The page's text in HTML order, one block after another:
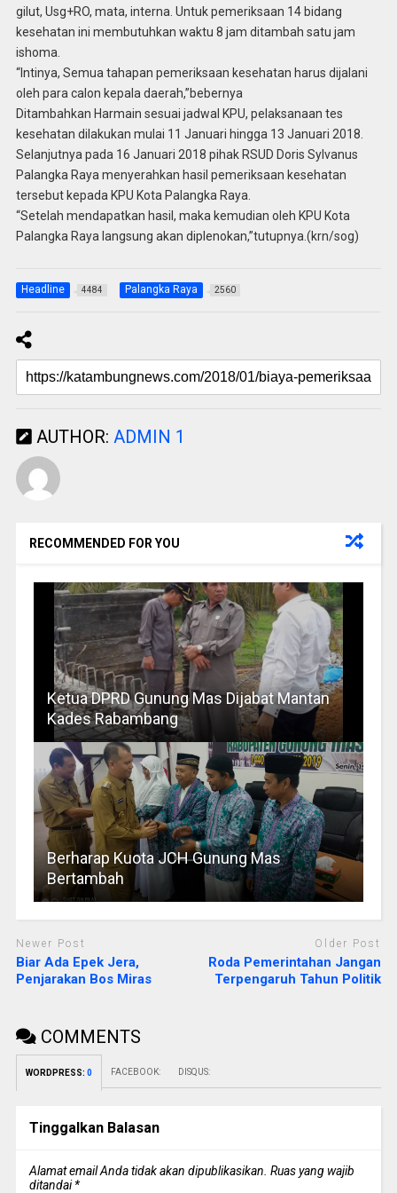
gilut, Usg+RO, mata, interna. Untuk pemeriksaan 14 bidang
kesehatan ini membutuhkan waktu 8 jam ditambah satu jam
ishoma.
“Intinya, Semua tahapan pemeriksaan kesehatan harus dijalani
oleh para calon kepala daerah,”bebernya
Ditambahkan Harmain sesuai jadwal KPU, pelaksanaan tes
kesehatan dilakukan mulai 11 Januari hingga 13 Januari 2018.
Selanjutnya pada 16 Januari 2018 pihak RSUD Doris Sylvanus
Palangka Raya menyerahkan hasil pemeriksaan kesehatan
tersebut kepada KPU Kota Palangka Raya.
“Setelah mendapatkan hasil, maka kemudian oleh KPU Kota
Palangka Raya langsung akan diplenokan,”tutupnya.(krn/sog)
Headline 4484 Palangka Raya 2560
AUTHOR: ADMIN 1
RECOMMENDED FOR YOU
Ketua DPRD Gunung Mas Dijabat Mantan
Kades Rabambang
Berharap Kuota JCH Gunung Mas
Bertambah
Newer Post
Biar Ada Epek Jera,
Penjarakan Bos Miras
Older Post
Roda Pemerintahan Jangan
Terpengaruh Tahun Politik
COMMENTS
WORDPRESS: 0 FACEBOOK: DISQUS:
Tinggalkan Balasan
Alamat email Anda tidak akan dipublikasikan. Ruas yang wajib
ditandai*